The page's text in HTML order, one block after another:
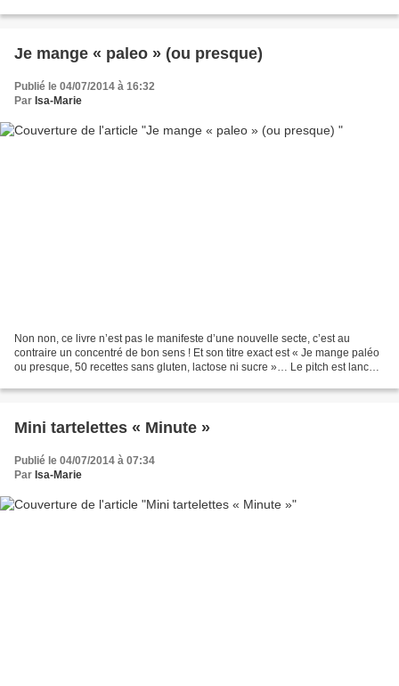
Je mange « paleo » (ou presque)
Publié le 04/07/2014 à 16:32
Par Isa-Marie
Non non, ce livre n’est pas le manifeste d’une nouvelle secte, c’est au
contraire un concentré de bon sens ! Et son titre exact est « Je mange paléo
ou presque, 50 recettes sans gluten, lactose ni sucre »… Le pitch est lancé,
Mini tartelettes « Minute »
Publié le 04/07/2014 à 07:34
Par Isa-Marie